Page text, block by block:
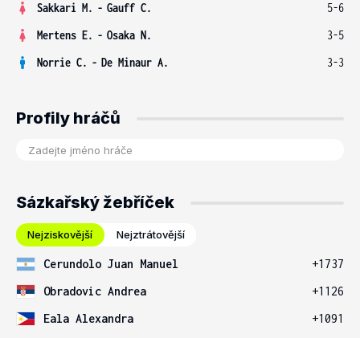
Sakkari M. - Gauff C.
5-6
Mertens E. - Osaka N.
3-5
Norrie C. - De Minaur A. 3-3
Profily hráčů
Sázkařský žebříček
Nejziskovější Nejztrátovější
Cerundolo Juan Manuel
+1737
Obradovic Andrea
+1126
Eala Alexandra
+1091